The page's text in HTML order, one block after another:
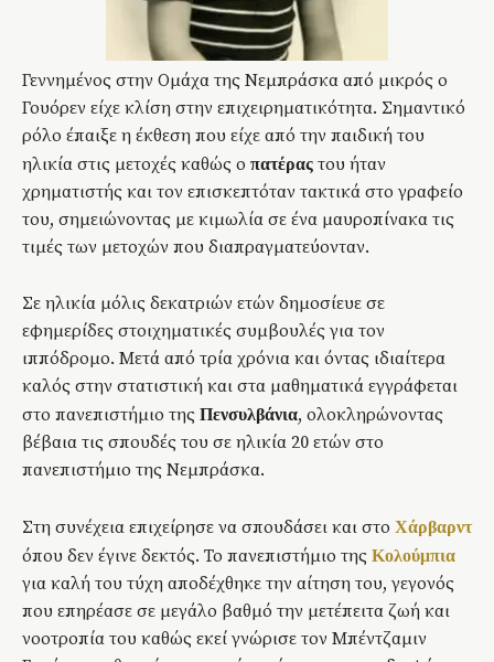
Γεννημένος στην Ομάχα της Νεμπράσκα από μικρός ο
Γουόρεν είχε κλίση στην επιχειρηματικότητα. Σημαντικό
ρόλο έπαιξε η έκθεση που είχε από την παιδική του
ηλικία στις μετοχές καθώς ο πατέρας του ήταν
χρηματιστής και τον επισκεπτόταν τακτικά στο γραφείο
του, σημειώνοντας με κιμωλία σε ένα μαυροπίνακα τις
τιμές των μετοχών που διαπραγματεύονταν.
Σε ηλικία μόλις δεκατριών ετών δημοσίευε σε
εφημερίδες στοιχηματικές συμβουλές για τον
ιππόδρομο. Μετά από τρία χρόνια και όντας ιδιαίτερα
καλός στην στατιστική και στα μαθηματικά εγγράφεται
στο πανεπιστήμιο της Πενσυλβάνια, ολοκληρώνοντας
βέβαια τις σπουδές του σε ηλικία 20 ετών στο
πανεπιστήμιο της Νεμπράσκα.
Στη συνέχεια επιχείρησε να σπουδάσει και στο Χάρβαρντ
όπου δεν έγινε δεκτός. Το πανεπιστήμιο της Κολούμπια
για καλή του τύχη αποδέχθηκε την αίτηση του, γεγονός
που επηρέασε σε μεγάλο βαθμό την μετέπειτα ζωή και
νοοτροπία του καθώς εκεί γνώρισε τον Μπέντζαμιν